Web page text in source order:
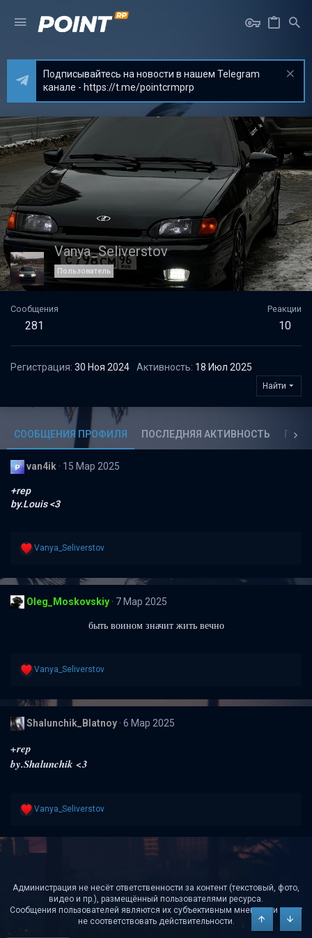
Подписывайтесь на новости в нашем Telegram
канале - https://t.me/pointcrmprp
Vanya_Seliverstov
Пользователь
Сообщения
281
Реакции
10
Регистрация 30 Ноя 2024 Активность 18 Июл 2025
Найти
СООБЩЕНИЯ ПРОФИЛЯ ПОСЛЕДНЯЯ АКТИВНОСТЬ
van4ik 15 Мар 2025
+rep
by.Louis <3
Р
к
и
Vanya_Seliverstov
Oleg_Moskovskiy 7 Мар 2025
быть воином значит жить вечно
Р
к
и
Vanya_Seliverstov
Shalunchik_Blatnoy 6 Мар 2025
+rep
by.Shalunchik <3
Р
ц
:
Vanya_Seliverstov
Администрация не несёт ответственности за контент (текстовый, фото,
видео и пр.), размещённый пользователями ресурса.
Сообщения пользователей являются их субъективным мнением и могут
не соответствовать действительности.
Сверху Снизу